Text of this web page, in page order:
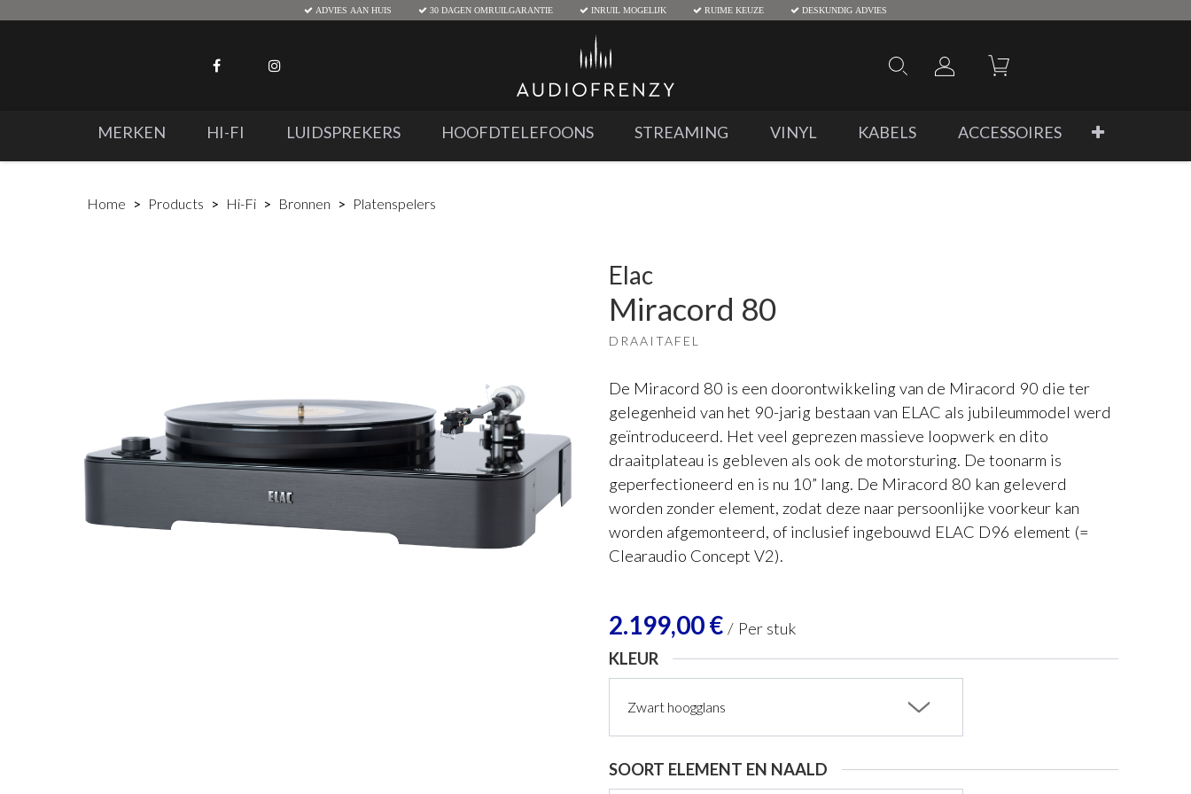
ADVIES AAN HUIS 30 DAGEN OMRUILGARANTIE INRUIL MOGELIJK RUIME KEUZE DESKUNDIG ADVIES
MERKEN HI-FI LUIDSPREKERS HOOFDTELEFOONS STREAMING VINYL KABELS ACCESSOIRES
Home Products Hi-Fi Bronnen Platenspelers
Elac
Miracord 80
DRAAITAFEL
De Miracord 80 is een doorontwikkeling van de Miracord 90 die ter
gelegenheid van het 90-jarig bestaan van ELAC als jubileummodel werd
geïntroduceerd. Het veel geprezen massieve loopwerk en dito
draaitplateau is gebleven als ook de motorsturing. De toonarm is
geperfectioneerd en is nu 10” lang. De Miracord 80 kan geleverd
worden zonder element, zodat deze naar persoonlijke voorkeur kan
worden afgemonteerd, of inclusief ingebouwd ELAC D96 element (=
Clearaudio Concept V2).
2.199,00€ / Per stuk
KLEUR
SOORT ELEMENT EN NAALD